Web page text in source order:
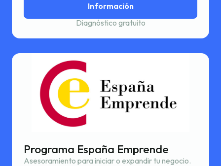
Información
Diagnóstico gratuito
Programa España Emprende
Asesoramiento para iniciar o expandir tu negocio.